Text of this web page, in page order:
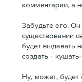
комментарии, а
Забудьте его.
существовании
будет выдавать
создать -
Ну, может, будет